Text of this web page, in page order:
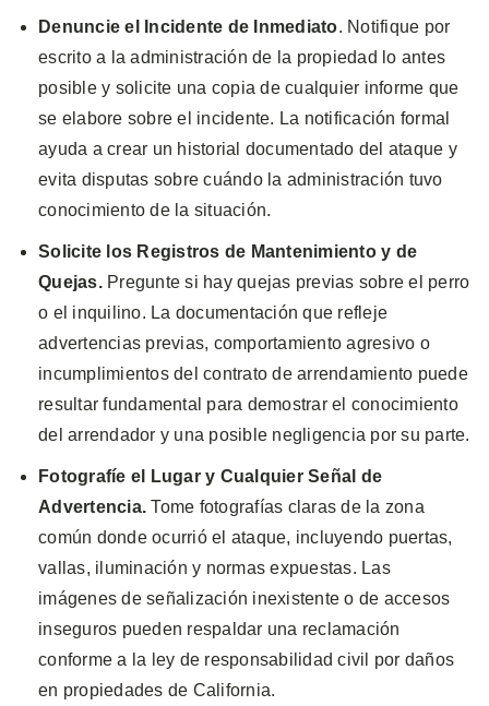
Denuncie el Incidente de Inmediato. Notifique por
escrito a la administración de la propiedad lo antes
posible y solicite una copia de cualquier informe que
se elabore sobre el incidente. La notificación formal
ayuda a crear un historial documentado del ataque y
evita disputas sobre cuándo la administración tuvo
conocimiento de la situación.
Solicite los Registros de Mantenimiento y de
Quejas.Pregunte si hay quejas previas sobre el perro
o el inquilino. La documentación que refleje
advertencias previas, comportamiento agresivo o
incumplimientos del contrato de arrendamiento puede
resultar fundamental para demostrar el conocimiento
del arrendador y una posible negligencia por su parte.
Fotografíe el Lugar y Cualquier Señal de
Advertencia. Tome fotografías claras de la zona
común donde ocurrió el ataque, incluyendo puertas,
vallas, iluminación y normas expuestas. Las
imágenes de señalización inexistente o de accesos
inseguros pueden respaldar una reclamación
conforme a la ley de responsabilidad civil por daños
en propiedades de California.